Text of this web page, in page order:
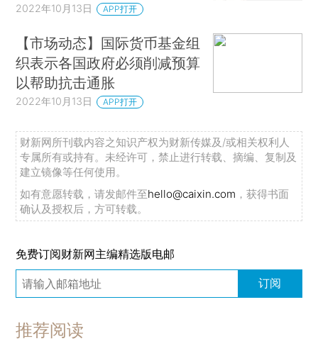
2022年10月13日 APP打开
【市场动态】国际货币基金组
织表示各国政府必须削减预算
以帮助抗击通胀
2022年10月13日 APP打开
财新网所刊载内容之知识产权为财新传媒及/或相关权利人
专属所有或持有。未经许可，禁止进行转载、摘编、复制及
建立镜像等任何使用。
如有意愿转载，请发邮件至hello@caixin.com ，获得书面
确认及授权后，方可转载。
免费订阅财新网主编精选版电邮
订阅
推荐阅读